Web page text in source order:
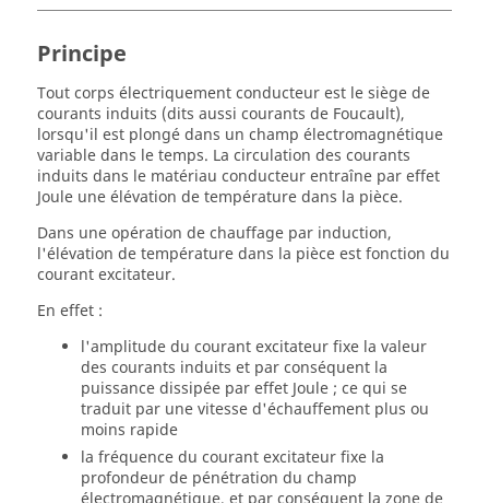
Principe
Tout corps électriquement conducteur est le siège de
courants induits (dits aussi courants de Foucault),
lorsqu'il est plongé dans un champ électromagnétique
variable dans le temps. La circulation des courants
induits dans le matériau conducteur entraîne par effet
Joule une élévation de température dans la pièce.
Dans une opération de chauffage par induction,
l'élévation de température dans la pièce est fonction du
courant excitateur.
En effet :
l'amplitude du courant excitateur fixe la valeur
des courants induits et par conséquent la
puissance dissipée par effet Joule ; ce qui se
traduit par une vitesse d'échauffement plus ou
moins rapide
la fréquence du courant excitateur fixe la
profondeur de pénétration du champ